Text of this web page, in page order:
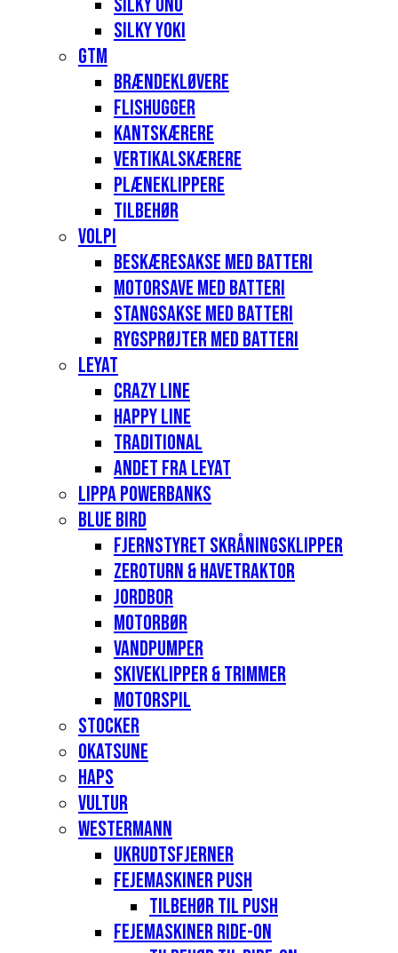
Silky Yoki
GTM
Brændekløvere
Flishugger
Kantskærere
Vertikalskærere
Plæneklippere
Tilbehør
Volpi
Beskæresakse med batteri
Motorsave med batteri
Stangsakse med batteri
Rygsprøjter med batteri
Leyat
Crazy Line
Happy Line
Traditional
Andet fra Leyat
Lippa Powerbanks
Blue Bird
Fjernstyret skråningsklipper
Zeroturn & havetraktor
Jordbor
Motorbør
Vandpumper
Skiveklipper & Trimmer
Motorspil
Stocker
Okatsune
Haps
Vultur
Westermann
Ukrudtsfjerner
Fejemaskiner Push
Tilbehør til push
Fejemaskiner Ride-on